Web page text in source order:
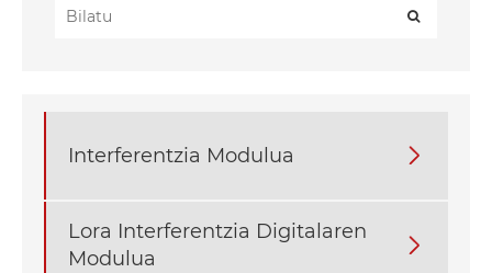
Interferentzia Modulua 
Lora Interferentzia Digitalaren
Modulua
